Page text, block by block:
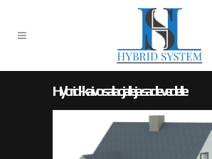
Hybrid-kaivo salaojalle ja sadevedelle